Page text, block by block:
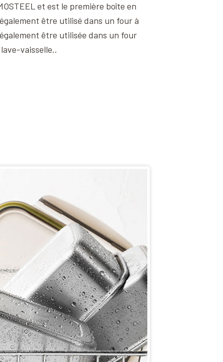
et est le première boîte en
être utilisé dans un four à
être utilisée dans un four
vaisselle..